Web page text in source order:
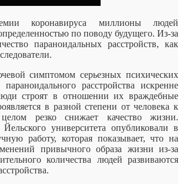
коронавируса миллионы людей
по поводу будущего. Из-за
параноидальных расстройств, как
симптомом серьезных психических
параноидального расстройства искренне
строят в отношении их враждебные
в разной степени от человека к
резко снижает качество жизни.
университета опубликовали в
работу, которая показывает, что на
привычного образа жизни из-за
количества людей развиваются